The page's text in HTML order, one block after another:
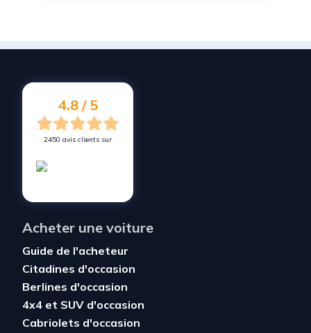
Vendez votre voiture à
4.8 / 5
2450 avis clients sur
Acheter une voiture
Guide de l'acheteur
Citadines d'occasion
Berlines d'occasion
4x4 et SUV d'occasion
Cabriolets d'occasion